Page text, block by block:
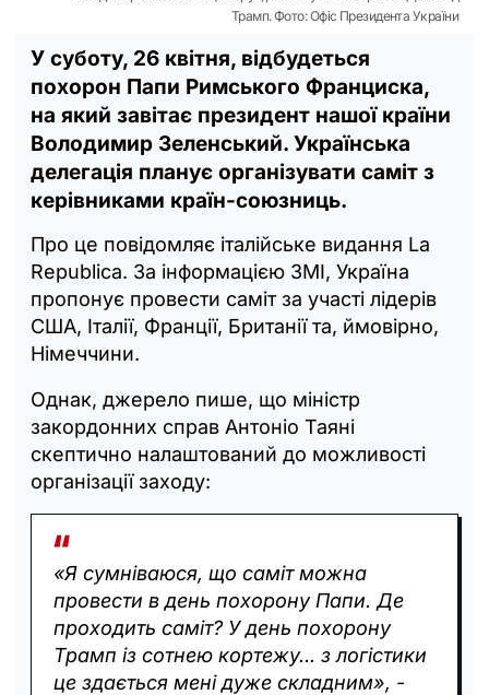
Трамп. Фото: Офіс Президента України
У суботу, 26 квітня, відбудеться
похорон Папи Римського Франциска,
на який завітає президент нашої країни
Володимир Зеленський. Українська
делегація планує організувати саміт з
керівниками країн-союзниць.
Про це повідомляє італійське видання La
Republica. За інформацією ЗМІ, Україна
пропонує провести саміт за участі лідерів
США, Італії, Франції, Британії та, ймовірно,
Німеччини.
Однак, джерело пише, що міністр
закордонних справ Антоніо Таяні
скептично налаштований до можливості
організації заходу:
«Я сумніваюся, що саміт можна
провести в день похорону Папи. Де
проходить саміт? У день похорону
Трамп із сотнею кортежу... з логістики
це здається мені дуже складним», -